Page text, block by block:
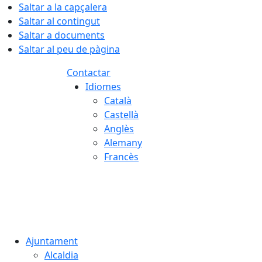
Saltar a la capçalera
Saltar al contingut
Saltar a documents
Saltar al peu de pàgina
Contactar
Idiomes
Català
Castellà
Anglès
Alemany
Francès
Ajuntament
Alcaldia